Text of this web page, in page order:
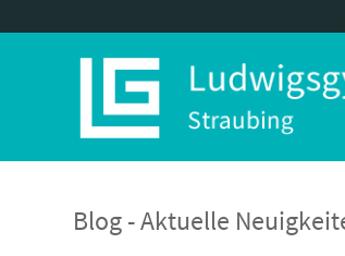
Blog - Aktuelle